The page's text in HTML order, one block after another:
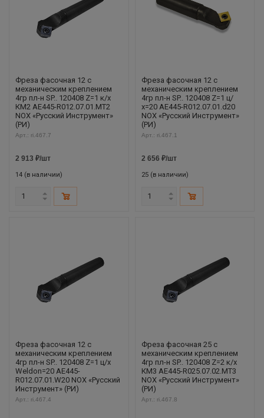
Фреза фасочная 12 с
механическим креплением
4гр пл-н SP.. 120408 Z=1 к/х
КМ2 AE445-R012.07.01.MT2
NOX «Русский Инструмент»
(РИ)
Арт.: ri.467.7
2 913 ₽/шт
14 (в наличии)
Фреза фасочная 12 с
механическим креплением
4гр пл-н SP.. 120408 Z=1 ц/
х=20 AE445-R012.07.01.d20
NOX «Русский Инструмент»
(РИ)
Арт.: ri.467.1
2 656 ₽/шт
25 (в наличии)
Фреза фасочная 12 с
механическим креплением
4гр пл-н SP.. 120408 Z=1 ц/х
Weldon=20 AE445-
R012.07.01.W20 NOX «Русский
Инструмент» (РИ)
Арт.: ri.467.4
Фреза фасочная 25 с
механическим креплением
4гр пл-н SP.. 120408 Z=2 к/х
КМ3 AE445-R025.07.02.MT3
NOX «Русский Инструмент»
(РИ)
Арт.: ri.467.8